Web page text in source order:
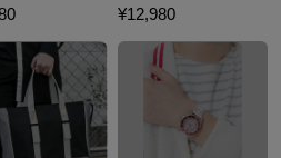
¥12,980